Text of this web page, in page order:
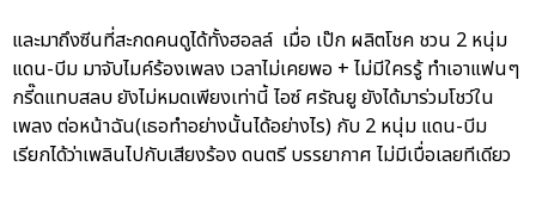
และมาถึงซีนที่สะกดคนดูได้ทั้งฮอลล์ เมื่อ เป๊ก ผลิตโชค ชวน 2 หนุ่ม
แดน-บีม มาจับไมค์ร้องเพลง เวลาไม่เคยพอ + ไม่มีใครรู้ ทำเอาแฟนๆ
กรี๊ดแทบสลบ ยังไม่หมดเพียงเท่านี้ ไอซ์ ศรัณยู ยังได้มาร่วมโชว์ใน
เพลง ต่อหน้าฉัน(เธอทำอย่างนั้นได้อย่างไร) กับ 2 หนุ่ม แดน-บีม
เรียกได้ว่าเพลินไปกับเสียงร้อง ดนตรี บรรยากาศ ไม่มีเบื่อเลยทีเดียว